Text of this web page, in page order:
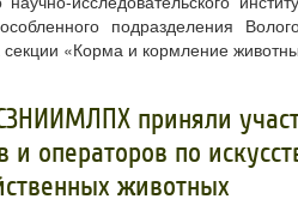
подразделения
«Корма и кормление
приняли
и операторов по
животных